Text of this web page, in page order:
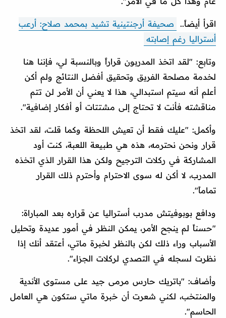
اقرأ أيضاً..
صحيفة أرجنتينية تشيد بمحمد صلاح: أرعب
أستراليا رغم إصابته
وتابع: "لقد اتخذ المدربون قراراً وبالنسبة لي، فإننا هنا
لخدمة مصلحة الفريق وتحقيق أفضل النتائج ولم أكن
أعلم أنه سيتم استبدالي، هذا لا يعني أن الأمر لن تتم
مناقشته فأنت لا تحتاج إلى مشتتات أو أفكار إضافية".
وأكمل: "عليك فقط أن تعيش اللحظة وكما قلت، لقد اتخذ
قرار ونحن نحترمه، هذه هي طبيعة اللعبة، كنت أود
المشاركة في ركلات الترجيح ولكن هذا القرار الذي اتخذه
المدرب، لا أكن له سوى الاحترام وأحترم ذلك القرار
تماماً".
ودافع بوبوفيتش مدرب أستراليا عن قراره بعد المباراة:
"حسناً لم ينجح الأمر، يمكن النظر في أمور عديدة وتحليل
الأسباب وراء ذلك لكن بالنظر لخبرة ماتي، أعتقد أنك إذا
نظرت لسجله في التصدي لركلات الجزاء".
وأضاف: "باتريك حارس مرمى جيد على مستوى الأندية
والمنتخب، لكني شعرت أن خبرة ماتي ستكون هي العامل
الحاسم".